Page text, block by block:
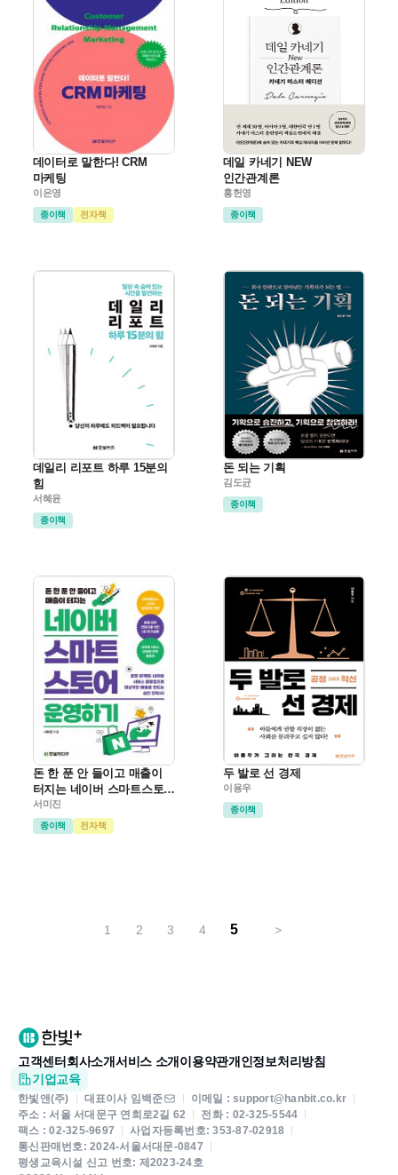
데이터로 말한다! CRM
마케팅
이은영
종이책 전자책
데일 카네기 NEW
인간관계론
홍헌영
종이책
데일리 리포트 하루 15분의
힘
서혜윤
종이책
돈 되는 기획
김도균
종이책
돈 한 푼 안 들이고 매출이
터지는 네이버 스마트스토어
운영하기
서미진
종이책 전자책
두 발로 선 경제
이용우
종이책
1 2 3 4 5 >
고객센터 회사소개서비스 소개 이용약관개인정보처리방침
기업교육
한빛앤(주) 대표이사 임백준
이메일 : support@hanbit.co.kr
주소 : 서울 서대문구 연희로2길 62
전화 : 02-325-5544
팩스 : 02-325-9697
사업자등록번호: 353-87-02918
통신판매번호: 2024-서울서대문-0847
평생교육시설 신고 번호: 제2023-24호